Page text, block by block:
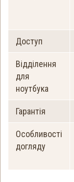
Доступ
Відділення
для
ноутбука
Гарантія
Особливості
догляду